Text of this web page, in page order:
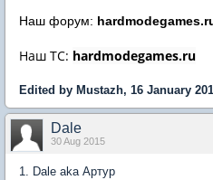
Наш форум:
Наш ТС: hardmodegames.ru
Edited by Mustazh, 16 January
Dale
30 Aug 2015
1. Dale aka Артур